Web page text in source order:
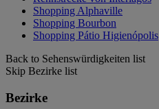
Shopping Alphaville
Shopping Bourbon
Shopping Pátio Higienópolis
Back to Sehenswürdigkeiten list
Skip Bezirke list
Bezirke